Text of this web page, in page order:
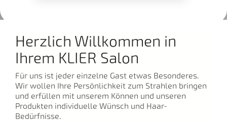
Herzlich Willkommen in
Ihrem KLIER Salon
Für uns ist jeder einzelne Gast etwas Besonderes.
Wir wollen Ihre Persönlichkeit zum Strahlen bringen
und erfüllen mit unserem Können und unseren
Produkten individuelle Wünsch und Haar-
Bedürfnisse.